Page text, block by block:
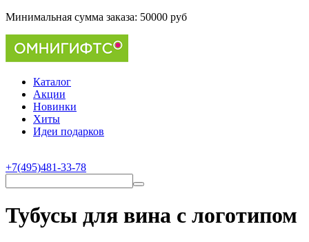
Минимальная сумма заказа: 50000 руб
Каталог
Акции
Новинки
Хиты
Идеи подарков
+7(495)481-33-78
Тубусы для вина с логотипом